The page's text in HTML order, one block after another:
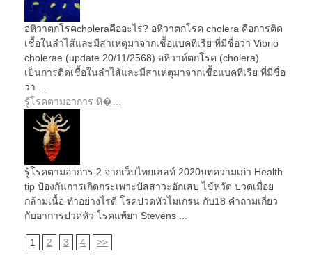
อหิวาตกโรคcholeraคืออะไร? อหิวาตกโรค cholera คือการติด
เชื้อในลำไส้และมีสาเหตุมาจากเชื้อแบคทีเรีย ที่มีชื่อว่า Vibrio
cholerae (update 20/11/2568) อหิวาห์ตกโรค (cholera)
เป็นการติดเชื้อในลำไส้และมีสาเหตุมาจากเชื้อแบคทีเรีย ที่มีชื่อ
ว่า ...
รู้โรคตามอาการ หิ�…
รู้โรคตามอาการ 2 จากเว็บไทยเฮลท์ 2020บทความเก่า Health
tip ป้องกันการเกิดกระเพาะปัสสาวะอักเสบ ไข้หวัด ปวดเมื่อย
กล้ามเนื้อ ทำอย่างไรดี โรคปวดหัวไมเกรน กับ18 คำถามเกี่ยว
กับอาการปวดหัว โรคแพ้ยา Stevens ...
1 2 3 4 >>